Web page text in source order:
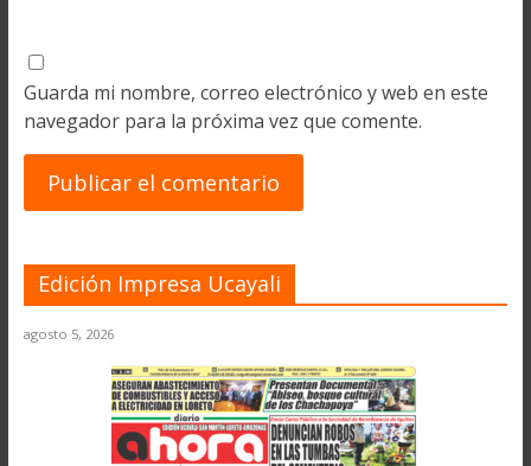
Guarda mi nombre, correo electrónico y web en este
navegador para la próxima vez que comente.
Edición Impresa Ucayali
agosto 5, 2026